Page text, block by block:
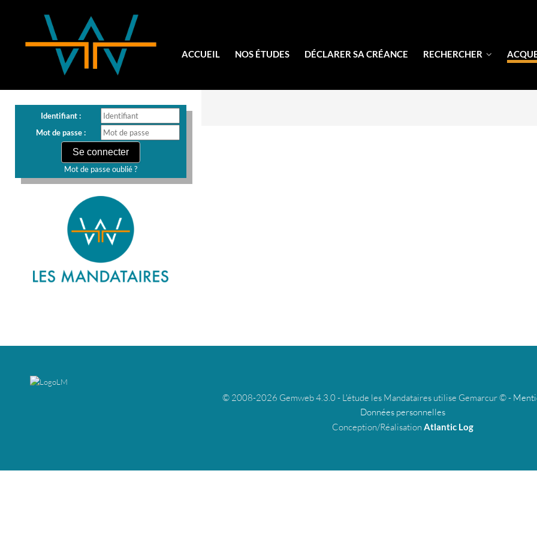
ACCUEIL NOS ÉTUDES DÉCLARER SA CRÉANCE RECHERCHER
Identifiant :
Mot de passe :
Mot de passe oublié ?
© 2008-2026 Gemweb 4.3.0 - L'étude les Mandataires utilise Gemarcur © -
Données personnelles
Conception/Réalisation Atlantic Log